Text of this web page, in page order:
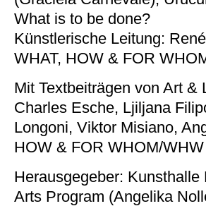
What is to be done?
Künstlerische Leitung:
WHAT, HOW & FOR
Mit Textbeiträgen von Art
Charles Esche, Ljiljana
Longoni, Viktor Misiano,
HOW & FOR WHOM/
Herausgegeber:
Arts Program (Angelika